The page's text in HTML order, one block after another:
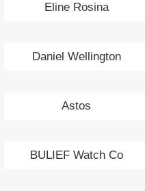
Eline Rosina
Daniel Wellington
Astos
BULIEF Watch Co